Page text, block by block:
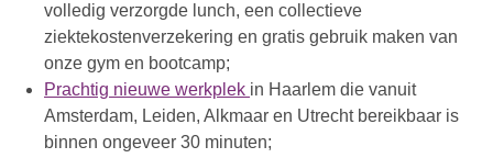
volledig verzorgde lunch, een collectieve
ziektekostenverzekering en gratis gebruik maken van
onze gym en bootcamp;
Prachtig nieuwe werkplek in Haarlem die vanuit
Amsterdam, Leiden, Alkmaar en Utrecht bereikbaar is
binnen ongeveer 30 minuten;